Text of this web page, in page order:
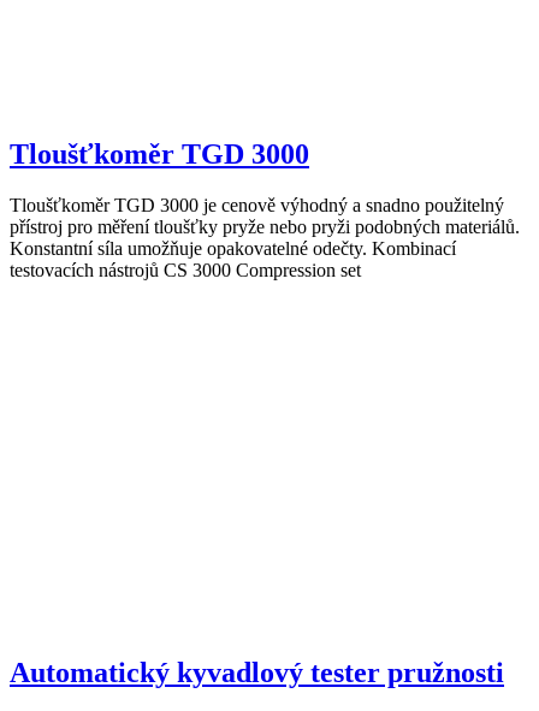
Tloušťkoměr TGD 3000
Tloušťkoměr TGD 3000 je cenově výhodný a snadno použitelný
přístroj pro měření tloušťky pryže nebo pryži podobných materiálů.
Konstantní síla umožňuje opakovatelné odečty. Kombinací
testovacích nástrojů CS 3000 Compression set
Automatický kyvadlový tester pružnosti